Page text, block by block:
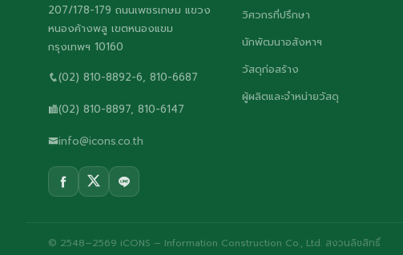
207/178-179 ถนนเพชรเกษม แขวง
หนองค้างพลู เขตหนองแขม
กรุงเทพฯ 10160
(02) 810-8892-6, 810-6687
(02) 810-8897, 810-6147
info@icons.co.th
วิศวกรที่ปรึกษา
นักพัฒนาอสังหาฯ
วัสดุก่อสร้าง
ผู้ผลิตและจำหน่ายวัสดุ
© 2548–2569 iCONS – Information Construction Co., Ltd. สงวนลิขสิทธิ์